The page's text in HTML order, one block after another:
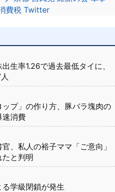
費税 Twitter
生率1.26で過去最低タイに、
プ」の作り方、豚バラ塊肉の
速消費
、私人の裕子ママ「ご意向」
と判明
る学級閉鎖が発生